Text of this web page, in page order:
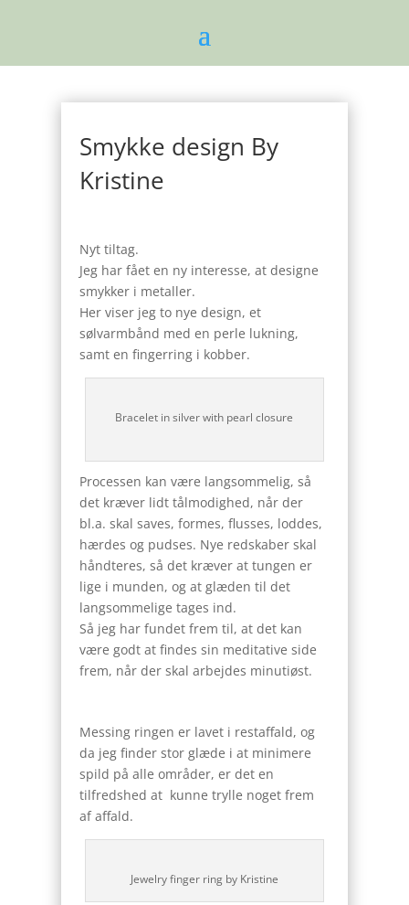
Smykke design By
Kristine
Nyt tiltag.
Jeg har fået en ny interesse, at designe
smykker i metaller.
Her viser jeg to nye design, et
sølvarmbånd med en perle lukning,
samt en fingerring i kobber.
Bracelet in silver with pearl closure
Processen kan være langsommelig, så
det kræver lidt tålmodighed, når der
bl.a. skal saves, formes, flusses, loddes,
hærdes og pudses. Nye redskaber skal
håndteres, så det kræver at tungen er
lige i munden, og at glæden til det
langsommelige tages ind.
Så jeg har fundet frem til, at det kan
være godt at findes sin meditative side
frem, når der skal arbejdes minutiøst.
Messing ringen er lavet i restaffald, og
da jeg finder stor glæde i at minimere
spild på alle områder, er det en
tilfredshed at kunne trylle noget frem
af affald.
Jewelry finger ring by Kristine